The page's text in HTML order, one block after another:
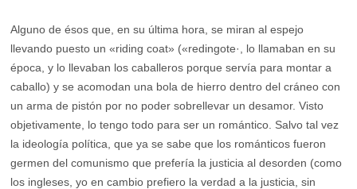
Alguno de ésos que, en su última hora, se miran al espejo
llevando puesto un «riding coat» («redingote·, lo llamaban en su
época, y lo llevaban los caballeros porque servía para montar a
caballo) y se acomodan una bola de hierro dentro del cráneo con
un arma de pistón por no poder sobrellevar un desamor. Visto
objetivamente, lo tengo todo para ser un romántico. Salvo tal vez
la ideología política, que ya se sabe que los románticos fueron
germen del comunismo que prefería la justicia al desorden (como
los ingleses, yo en cambio prefiero la verdad a la justicia, sin